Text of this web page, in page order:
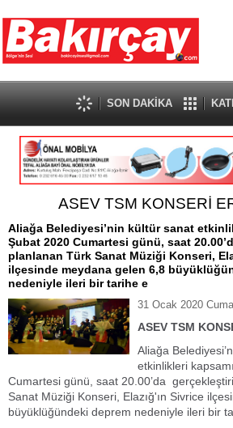
SON DAKİKA
ASEV TSM KONSERİ
Aliağa Belediyesi’nin kültür sanat
Şubat 2020 Cumartesi günü, saat
planlanan Türk Sanat Müziği Konseri,
ilçesinde meydana gelen 6,8
nedeniyle ileri bir tarihe e
31 Ocak 2020
ASEV TSM
Aliağa
etkinlikleri
Cumartesi günü, saat 20.00’da
Sanat Müziği Konseri, Elazığ'ın Sivrice
büyüklüğündeki deprem nedeniyle ileri bir